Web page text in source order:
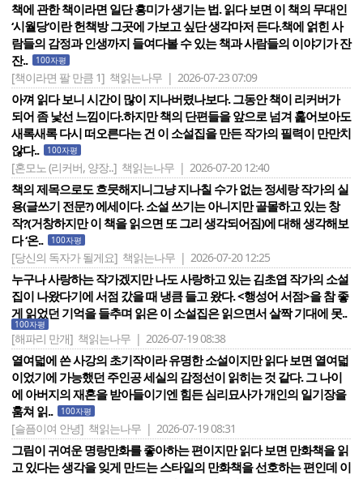
책에 관한 책이라면 일단 흥미가 생기는 법. 읽다 보면 이 책의 무대인
‘시월당‘이란 헌책방 그곳에 가보고 싶단 생각마저 든다.책에 얽힌 사
람들의 감정과 인생까지 들여다볼 수 있는 책과 사람들의 이야기가 잔
잔..
100자평
[책이라면 팔 만큼 1] 책읽는나무 | 2026-07-23 07:09
아껴 읽다 보니 시간이 많이 지나버렸나보다. 그동안 책이 리커버가
되어 좀 낯선 느낌이다.하지만 책의 단편들을 앞으로 넘겨 훑어보아도
새록새록 다시 떠오른다는 건 이 소설집을 만든 작가의 필력이 만만치
않다..
100자평
[혼모노 (리커버, 양장..] 책읽는나무 | 2026-07-20 12:40
책의 제목으로도 흐뭇해지니그냥 지나칠 수가 없는 정세랑 작가의 실
용(글쓰기 전문?) 에세이다. 소설 쓰기는 아니지만 골몰하고 있는 창
작?(거창하지만 이 책을 읽으면 또 그리 생각되어짐)에 대해 생각해보
다 ‘온..
100자평
[당신의 독자가 될게요] 책읽는나무 | 2026-07-20 12:25
누구나 사랑하는 작가겠지만 나도 사랑하고 있는 김초엽 작가의 소설
집이 나왔다기에 서점 갔을 때 냉큼 들고 왔다. <행성어 서점>을 참 좋
게 읽었던 기억을 들추며 읽은 이 소설집은 읽으면서 살짝 기대에 못..
100자평
[해파리 만개] 책읽는나무 | 2026-07-19 08:38
열여덟에 쓴 사강의 초기작이라 유명한 소설이지만 읽다 보면 열여덟
이었기에 가능했던 주인공 세실의 감정선이 읽히는 것 같다. 그 나이
에 아버지의 재혼을 받아들이기엔 힘든 심리묘사가 개인의 일기장을
훔쳐 읽..
100자평
[슬픔이여 안녕] 책읽는나무 | 2026-07-19 08:31
그림이 귀여운 명랑만화를 좋아하는 편이지만 읽다 보면 만화책을 읽
고 있다는 생각을 잊게 만드는 스타일의 만화책을 선호하는 편인데 이